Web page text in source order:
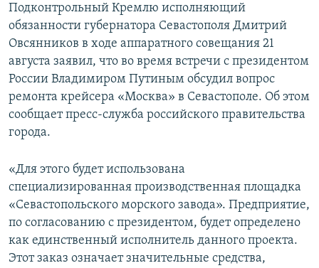
поискуИНФОГРАФИКА
ТЕЛЕПРОЕКТ КРЫМ.РЕАЛИИ
СОВЕТЫ ПРАВОЗАЩИТНИКОВ
ПРОПАВШИЕ БЕЗ ВЕСТИ
ПОБЕДИТЕЛЕЙ НЕ СУДЯТ?
КРЫМ.НЕПОКОРЕННЫЙ
УКРАИНСКАЯ ПРОБЛЕМА КРЫМА
КАК ОБОЙТИ БЛОКИРОВКУ
Українською
Qırımtatar
ПРИСОЕДИНЯЙТЕСЬ!
Все сайты RFE/RL
Подконтрольный Кремлю исполняющий
обязанности губернатора Севастополя Дмитрий
Овсянников в ходе аппаратного совещания 21
августа заявил, что во время встречи с президентом
России Владимиром Путиным обсудил вопрос
ремонта крейсера «Москва» в Севастополе. Об этом
сообщает пресс-служба российского правительства
города.
«Для этого будет использована
специализированная производственная площадка
«Севастопольского морского завода». Предприятие,
по согласованию с президентом, будет определено
как единственный исполнитель данного проекта.
Этот заказ означает значительные средства,